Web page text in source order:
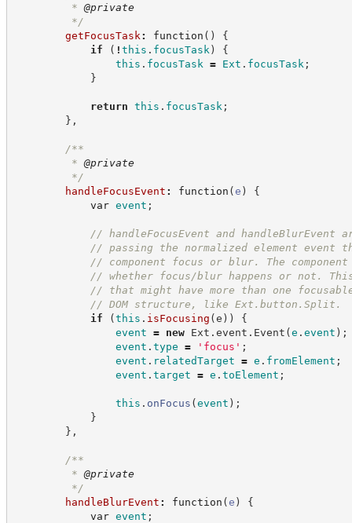
* @private
*/
getFocusTask : function ( )
{
if
( ! this . focusTask )
{
this . focusTask = Ext . focusTask ;
}
return this . focusTask ;
} ,
/**
* @private
*/
handleFocusEvent : function (e )
{
var event ;
// handleFocusEvent and handleBlurEvent
// passing the normalized element event
// component focus or blur. The
// whether focus/blur happens or not.
// that might have more than one
// DOM structure, like Ext.button.Split.
if
(this . isFocusing (e ) )
{
event = new Ext . event . Event (e . event ) ;
event . type = ' focus ' ;
event . relatedTarget = e . fromElement ;
event . target = e . toElement ;
this . onFocus (event ) ;
}
} ,
/**
* @private
*/
handleBlurEvent : function (e )
{
var event ;